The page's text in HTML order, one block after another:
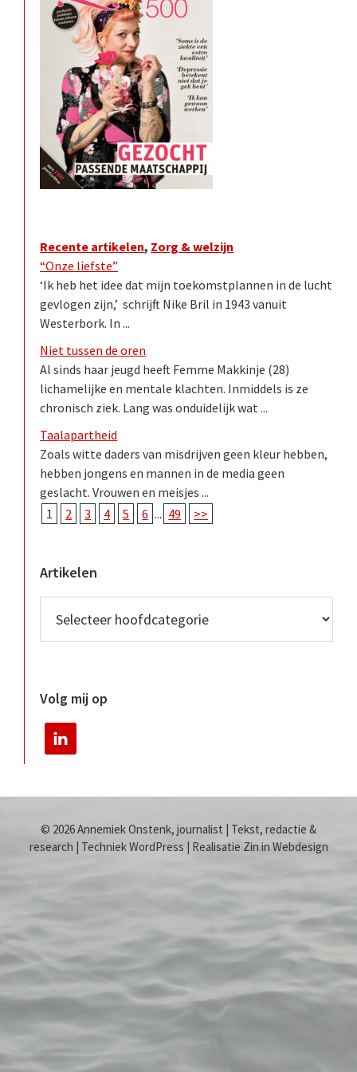
Recente artikelen, Zorg & welzijn
“Onze liefste”
‘Ik heb het idee dat mijn toekomstplannen in de lucht
gevlogen zijn,’ schrijft Nike Bril in 1943 vanuit
Westerbork. In ...
Niet tussen de oren
Al sinds haar jeugd heeft Femme Makkinje (28)
lichamelijke en mentale klachten. Inmiddels is ze
chronisch ziek. Lang was onduidelijk wat ...
Taalapartheid
Zoals witte daders van misdrijven geen kleur hebben,
hebben jongens en mannen in de media geen
geslacht. Vrouwen en meisjes ...
1
2 3 4 5 6 ... 49 >>
Artikelen
Volg mij op
© 2026 Annemiek Onstenk, journalist | Tekst, redactie &
research | Techniek WordPress | Realisatie Zin in Webdesign